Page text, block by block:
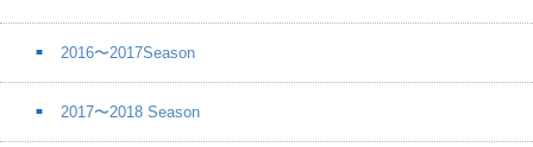
2016〜2017Season
2017〜2018 Season